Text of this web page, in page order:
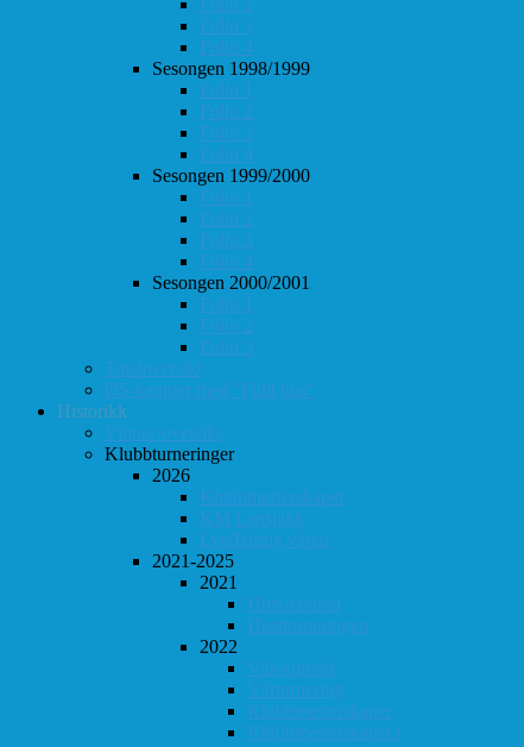
Follo 3
Follo 4
Sesongen 1998/1999
Follo 1
Follo 2
Follo 3
Follo 4
Sesongen 1999/2000
Follo 1
Follo 2
Follo 3
Follo 4
Sesongen 2000/2001
Follo 1
Follo 2
Follo 3
Totaloversikt
ØS-kamper med "Fullt hus"
Historikk
Vinner-oversikt
Klubbturneringer
2026
Klubbmesterskapet
KM Lynsjakk
Lyn/Hurtig våren
2021-2025
2021
Høst-konrad
Høstturneringen
2022
Vår-konrad
Vårturnering
Klubbmesterskapet
Klubbmesterskapet i